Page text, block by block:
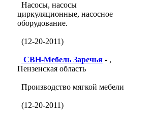
Насосы, насосы
циркуляционные, насосное
оборудование.
(12-20-2011)
СВН-Мебель Заречья- ,
Пензенская область
Производство мягкой мебели
(12-20-2011)